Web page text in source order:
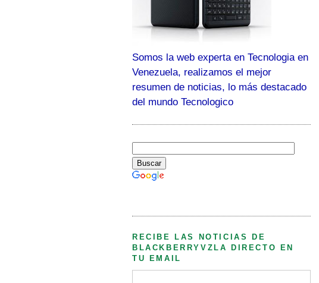
Somos la web experta en Tecnologia en
Venezuela, realizamos el mejor
resumen de noticias, lo más destacado
del mundo Tecnologico
RECIBE LAS NOTICIAS DE
BLACKBERRYVZLA DIRECTO EN
TU EMAIL